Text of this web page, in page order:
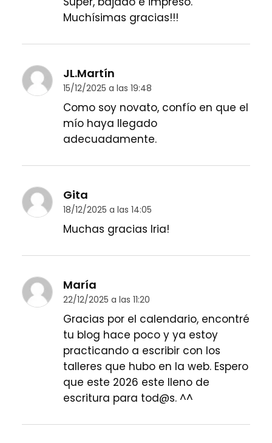
Muchísimas gracias!!!
JL.Martín
15/12/2025 a las 19:48
Como soy novato, confío en que el
mío haya llegado
adecuadamente.
Gita
18/12/2025 a las 14:05
Muchas gracias Iria!
María
22/12/2025 a las 11:20
Gracias por el calendario, encontré
tu blog hace poco y ya estoy
practicando a escribir con los
talleres que hubo en la web. Espero
que este 2026 este lleno de
escritura para tod@s. ^^